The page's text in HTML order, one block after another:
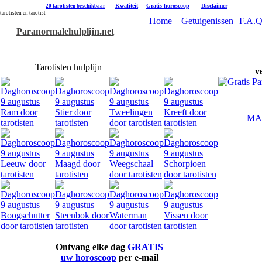
20 tarotisten beschikbaar Kwaliteit Gratis horoscoop Disclaimer
tarotisten en tarotist
Paranormalehulplijn.net
Home Getuigenissen
Tarotisten hulplijn
Ontvang elke dag GRATIS
uw horoscoopper e-mail